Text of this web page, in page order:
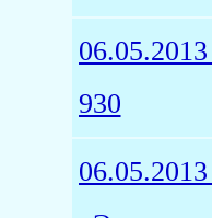
06.05.2013
930
06.05.2013